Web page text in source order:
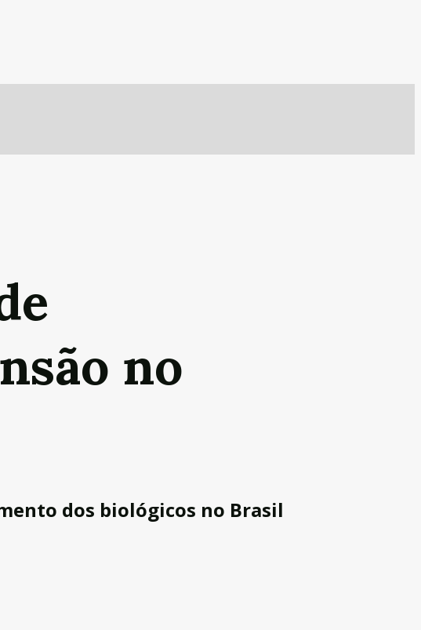
no
dos biológicos no Brasil